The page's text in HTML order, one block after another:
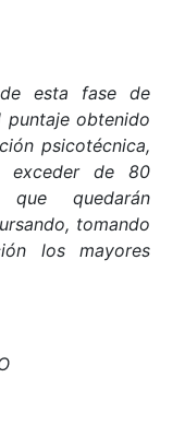
esta fase de
puntaje obtenido
psicotécnica,
exceder de 80
quedarán
tomando
los mayores